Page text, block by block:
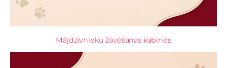
Mājdzīvnieku žāvēšanas kabīnes